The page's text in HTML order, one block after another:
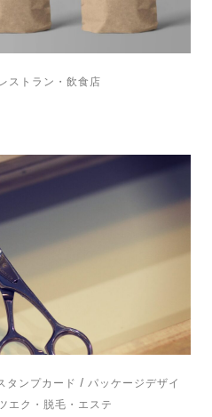
ストラン・飲食店
タンプカード / パッケージデザイ
エク・脱毛・エステ